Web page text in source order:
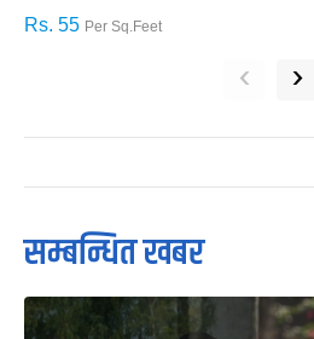
Rs. 55 Per Sq.Feet
‹ ›
सम्बन्धित खबर